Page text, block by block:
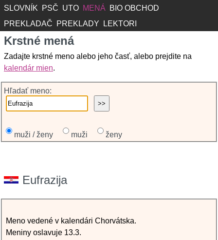
SLOVNÍK PSČ UTO MENÁ
BIO OBCHOD
PREKLADAČ
PREKLADY LEKTORI
Krstné mená
Zadajte krstné meno alebo jeho časť, alebo prejdite na
kalendár mien.
Hľadať meno:
muži / ženy muži ženy
Eufrazija
Meno vedené v kalendári Chorvátska.
Meniny oslavuje 13.3.